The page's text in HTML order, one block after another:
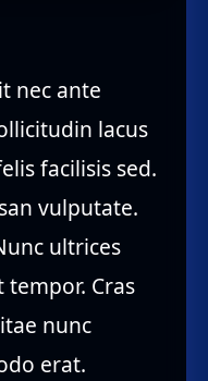
nec ante
lacus
facilisis sed.
vulputate.
ultrices
Cras
nunc
erat.